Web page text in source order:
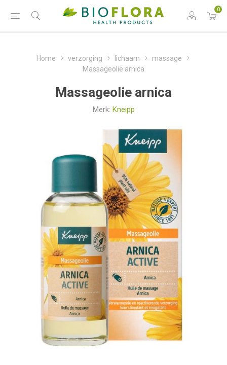
0
Home verzorging lichaam
massage
Massageolie arnica
Massageolie arnica
Merk: Kneipp